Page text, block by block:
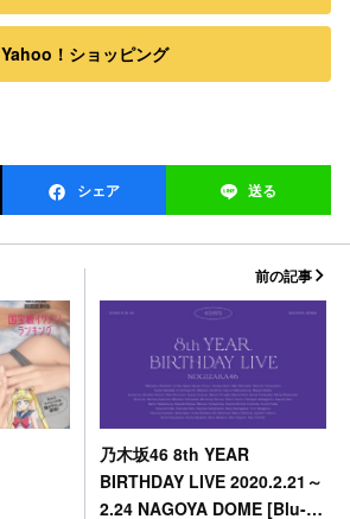
Yahoo！ショッピング
シェア 送る
前の記事
乃木坂46 8th YEAR
BIRTHDAY LIVE 2020.2.21～
2.24 NAGOYA DOME [Blu-